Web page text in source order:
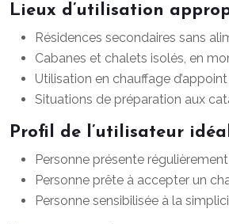
Lieux d’utilisation
Résidences secondaires sans
Cabanes et chalets isolés, en
Utilisation en chauffage
Situations de préparation aux
Profil de l’utilisateur
Personne présente
Personne prête à accepter un
Personne sensibilisée à la